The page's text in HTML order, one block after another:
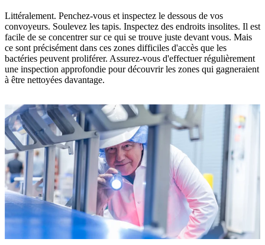
Littéralement. Penchez-vous et inspectez le dessous de vos
convoyeurs. Soulevez les tapis. Inspectez des endroits insolites. Il est
facile de se concentrer sur ce qui se trouve juste devant vous. Mais
ce sont précisément dans ces zones difficiles d'accès que les
bactéries peuvent proliférer. Assurez-vous d'effectuer régulièrement
une inspection approfondie pour découvrir les zones qui gagneraient
à être nettoyées davantage.